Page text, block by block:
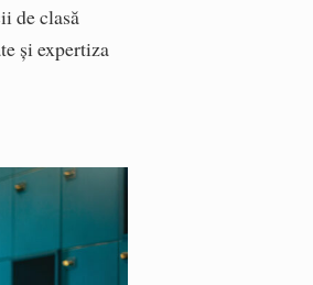
de clasă
și expertiza